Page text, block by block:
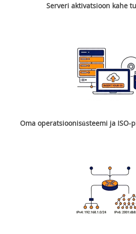
Serveri aktivatsioon kahe
Oma operatsioonisüsteemi ja